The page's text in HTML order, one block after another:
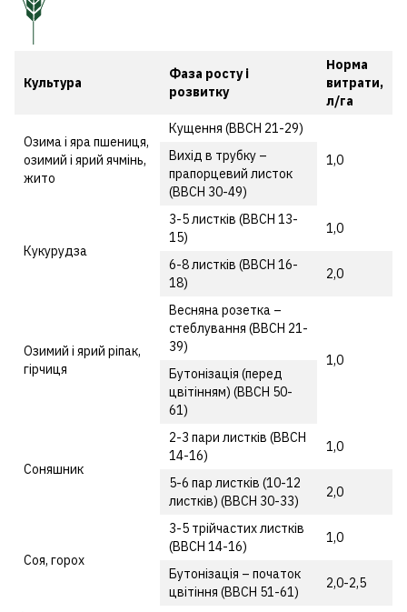
Культура
Фаза росту і
розвитку
Норма
витрати,
л/га
Озима і яра пшениця,
озимий і ярий ячмінь,
жито
Кущення (ВВСН 21-29)
1,0
Вихід в трубку –
прапорцевий листок
(ВВСН 30-49)
Кукурудза
3-5 листків (ВВСН 13-
15)
1,0
6-8 листків (ВВСН 16-
18)
2,0
Озимий і ярий ріпак,
гірчиця
Весняна розетка –
стеблування (ВВСН 21-
39)
1,0
Бутонізація (перед
цвітінням) (ВВСН 50-
61)
Соняшник
2-3 пари листків (ВВСН
14-16)
1,0
5-6 пар листків (10-12
листків) (ВВСН 30-33)
2,0
Соя, горох
3-5 трійчастих листків
(ВВСН 14-16)
1,0
Бутонізація – початок
цвітіння (ВВСН 51-61)
2,0-2,5